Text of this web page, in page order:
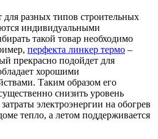
для разных типов строительных
индивидуальными
такой товар необходимо
перфекта линкер термо –
прекрасно подойдет для
хорошими
Таким образом его
снизить уровень
электроэнергии на обогрев
тепло, а летом поддерживается